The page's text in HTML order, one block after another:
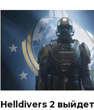
Helldivers 2